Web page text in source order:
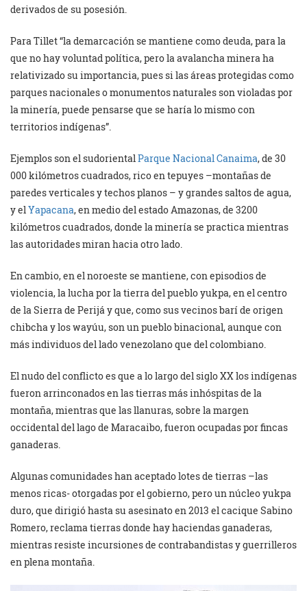
derivados de su posesión.
Para Tillet “la demarcación se mantiene como deuda, para la
que no hay voluntad política, pero la avalancha minera ha
relativizado su importancia, pues si las áreas protegidas como
parques nacionales o monumentos naturales son violadas por
la minería, puede pensarse que se haría lo mismo con
territorios indígenas”.
Ejemplos son el sudorientalParque Nacional Canaima, de 30
000 kilómetros cuadrados, rico en tepuyes –montañas de
paredes verticales y techos planos – y grandes saltos de agua,
y elYapacana, en medio del estado Amazonas, de 3200
kilómetros cuadrados, donde la minería se practica mientras
las autoridades miran hacia otro lado.
En cambio, en el noroeste se mantiene, con episodios de
violencia, la lucha por la tierra del pueblo yukpa, en el centro
de la Sierra de Perijá y que, como sus vecinos barí de origen
chibcha y los wayúu, son un pueblo binacional, aunque con
más individuos del lado venezolano que del colombiano.
El nudo del conflicto es que a lo largo del siglo XX los indígenas
fueron arrinconados en las tierras más inhóspitas de la
montaña, mientras que las llanuras, sobre la margen
occidental del lago de Maracaibo, fueron ocupadas por fincas
ganaderas.
Algunas comunidades han aceptado lotes de tierras –las
menos ricas- otorgadas por el gobierno, pero un núcleo yukpa
duro, que dirigió hasta su asesinato en 2013 el cacique Sabino
Romero, reclama tierras donde hay haciendas ganaderas,
mientras resiste incursiones de contrabandistas y guerrilleros
en plena montaña.